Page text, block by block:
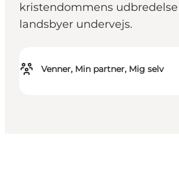
kristendommens
landsbyer undervejs.
Venner, Min partner, Mig selv